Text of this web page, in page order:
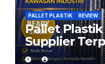
PALLET PLASTIK REVIEW
Pallet
Supplier
Kirim dari